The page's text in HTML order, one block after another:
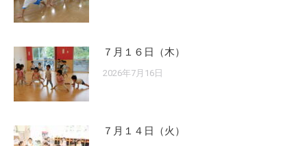
７月１６日（木）
2026年7月16日
７月１４日（火）